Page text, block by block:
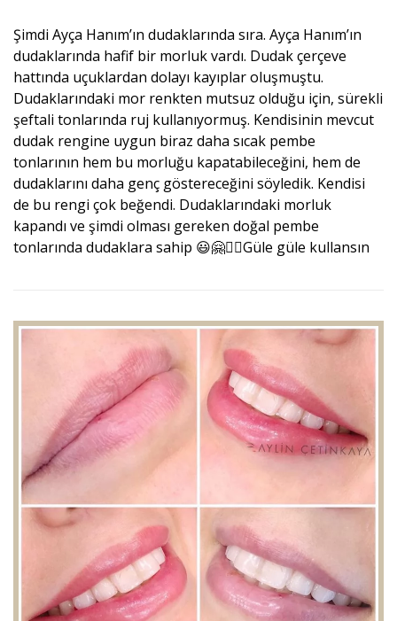
Şimdi Ayça Hanım’ın dudaklarında sıra. Ayça Hanım’ın
dudaklarında hafif bir morluk vardı. Dudak çerçeve
hattında uçuklardan dolayı kayıplar oluşmuştu.
Dudaklarındaki mor renkten mutsuz olduğu için, sürekli
şeftali tonlarında ruj kullanıyormuş. Kendisinin mevcut
dudak rengine uygun biraz daha sıcak pembe
tonlarının hem bu morluğu kapatabileceğini, hem de
dudaklarını daha genç göstereceğini söyledik. Kendisi
de bu rengi çok beğendi. Dudaklarındaki morluk
kapandı ve şimdi olması gereken doğal pembe
tonlarında dudaklara sahip 😃🤗🙋‍♀️Güle güle kullansın